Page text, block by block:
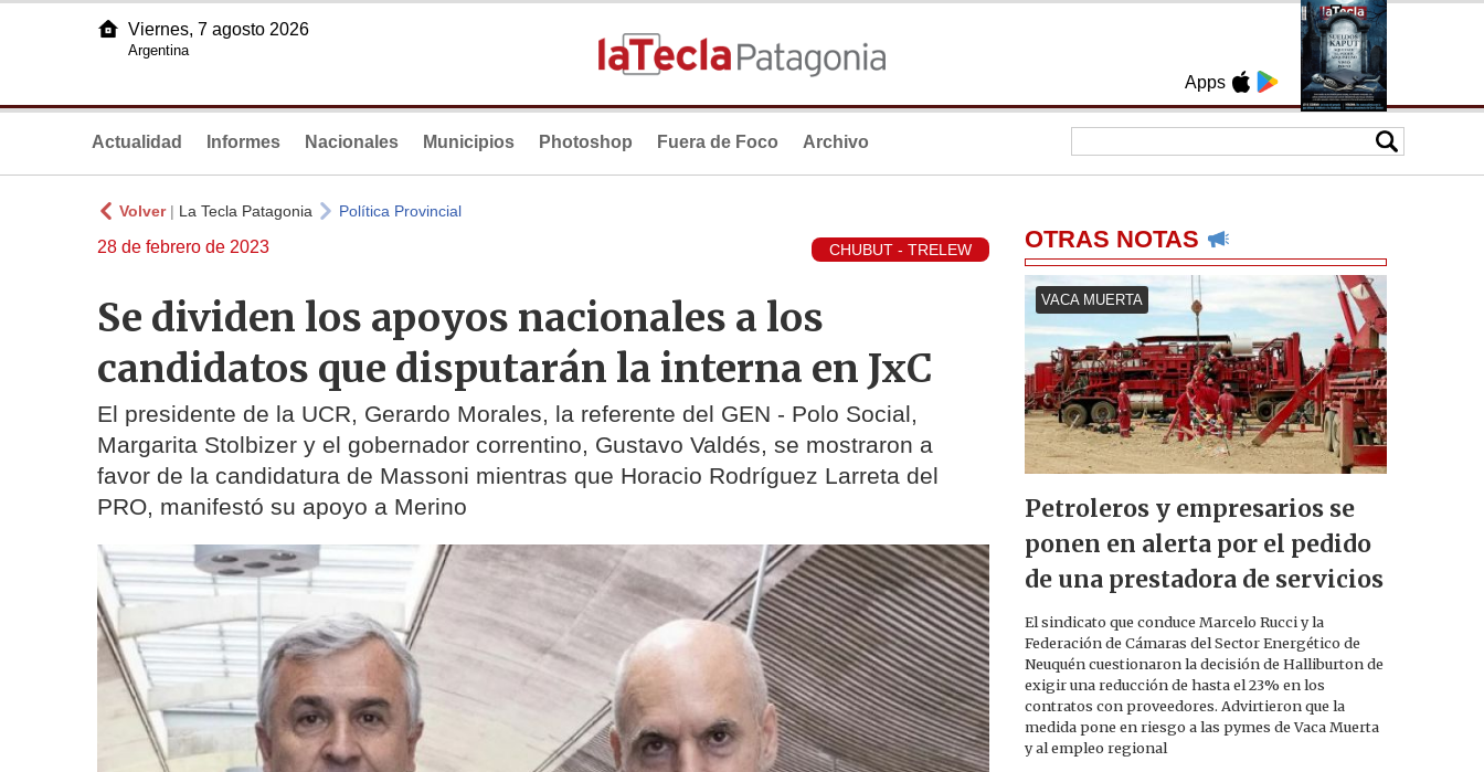
Apps
Viernes, 7 agosto 2026
Argentina
Actualidad Informes Nacionales Municipios Photoshop Fuera de Foco Archivo
Volver| La Tecla Patagonia Política Provincial
28 de febrero de 2023 CHUBUT - TRELEW
Se dividen los apoyos nacionales a los
candidatos que disputarán la interna en JxC
El presidente de la UCR, Gerardo Morales, la referente del GEN - Polo Social,
Margarita Stolbizer y el gobernador correntino, Gustavo Valdés, se mostraron a
favor de la candidatura de Massoni mientras que Horacio Rodríguez Larreta del
PRO, manifestó su apoyo a Merino
OTRAS NOTAS
VACA MUERTA
Petroleros y empresarios se
ponen en alerta por el pedido
de una prestadora de servicios
El sindicato que conduce Marcelo Rucci y la
Federación de Cámaras del Sector Energético de
Neuquén cuestionaron la decisión de Halliburton de
exigir una reducción de hasta el 23% en los
contratos con proveedores. Advirtieron que la
medida pone en riesgo a las pymes de Vaca Muerta
y al empleo regional